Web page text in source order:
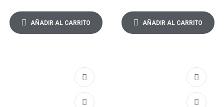
AÑADIR AL CARRITO AÑADIR AL CARRITO